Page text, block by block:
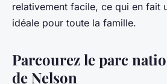
relativement facile, ce qui en fait
idéale pour toute la famille.
Parcourez le parc
de Nelson